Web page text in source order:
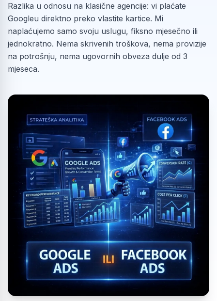
Razlika u odnosu na klasične agencije: vi plaćate
Googleu direktno preko vlastite kartice. Mi
naplaćujemo samo svoju uslugu, fiksno mjesečno ili
jednokratno. Nema skrivenih troškova, nema provizije
na potrošnju, nema ugovornih obveza dulje od 3
mjeseca.